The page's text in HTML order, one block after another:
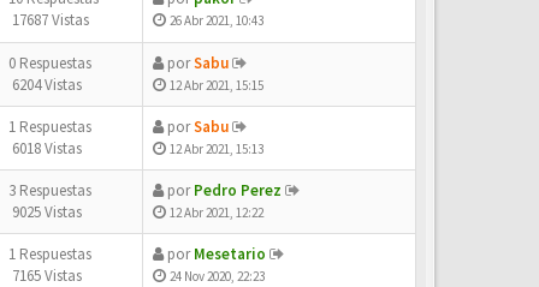
17687 Vistas
26 Abr 2021, 10:43
0 Respuestas
6204 Vistas
porSabu
12 Abr 2021, 15:15
1 Respuestas
6018 Vistas
porSabu
12 Abr 2021, 15:13
3 Respuestas
9025 Vistas
porPedro Perez
12 Abr 2021, 12:22
1 Respuestas
7165 Vistas
porMesetario
24 Nov 2020, 22:23